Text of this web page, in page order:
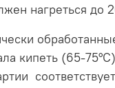
нагреться
кипеть (65-